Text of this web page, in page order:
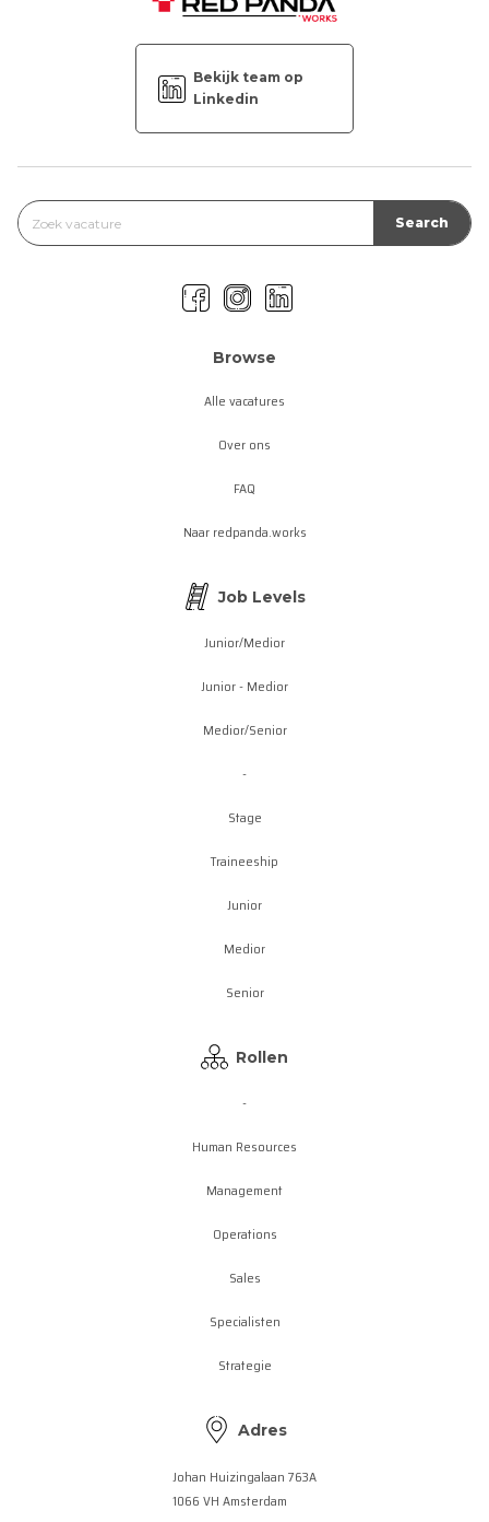
Bekijk team op
Linkedin
Browse
Alle vacatures
Over ons
FAQ
Naar redpanda.works
Job Levels
Junior/Medior
Junior - Medior
Medior/Senior
-
Stage
Traineeship
Junior
Medior
Senior
Rollen
-
Human Resources
Management
Operations
Sales
Specialisten
Strategie
Adres
Johan Huizingalaan 763A
1066 VH Amsterdam